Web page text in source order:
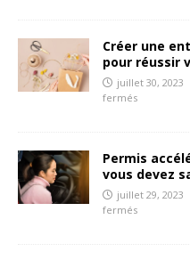
Créer une
pour réussir
juillet 30, 2023
fermés
Permis
vous devez
juillet 29, 2023
fermés